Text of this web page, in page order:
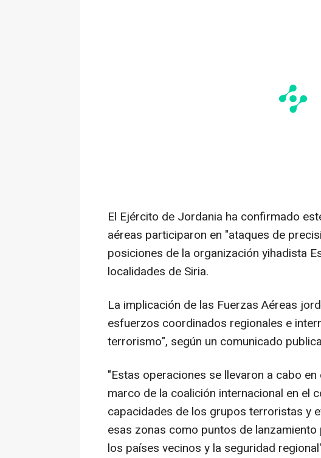
El Ejército de Jordania ha confirmado
aéreas participaron en "ataques de
posiciones de la organización yihadista
localidades de Siria.
La implicación de las Fuerzas Aéreas
esfuerzos coordinados regionales e
terrorismo", según un comunicado
"Estas operaciones se llevaron a cabo
marco de la coalición internacional en el
capacidades de los grupos terroristas y
esas zonas como puntos de
los países vecinos y la seguridad